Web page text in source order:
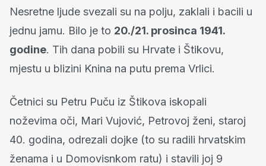
Nesretne ljude svezali su na polju, zaklali i bacili u
jednu jamu. Bilo je to 20./21. prosinca 1941.
godine. Tih dana pobili su Hrvate i Štikovu,
mjestu u blizini Knina na putu prema Vrlici.
Četnici su Petru Puču iz Štikova iskopali
noževima oči, Mari Vujović, Petrovoj ženi, staroj
40. godina, odrezali dojke (to su radili hrvatskim
ženama i u Domovisnkom ratu) i stavili joj 9